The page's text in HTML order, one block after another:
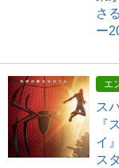
さ
ー
エ
ス
『
イ
ス